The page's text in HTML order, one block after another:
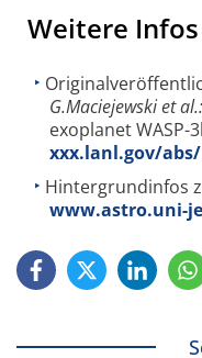
Weitere Infos
G.Maciejewski et al.:
exoplanet WASP-
xxx.lanl.gov/abs/
Hintergrundinfos
www.astro.uni-